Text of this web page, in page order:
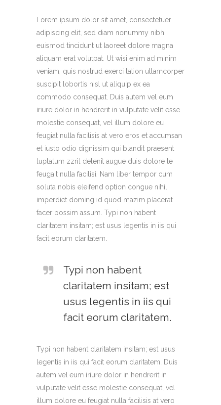
Lorem ipsum dolor sit amet, consectetuer
adipiscing elit, sed diam nonummy nibh
euismod tincidunt ut laoreet dolore magna
aliquam erat volutpat. Ut wisi enim ad minim
veniam, quis nostrud exerci tation ullamcorper
suscipit lobortis nisl ut aliquip ex ea
commodo consequat. Duis autem vel eum
iriure dolor in hendrerit in vulputate velit esse
molestie consequat, vel illum dolore eu
feugiat nulla facilisis at vero eros et accumsan
et iusto odio dignissim qui blandit praesent
luptatum zzril delenit augue duis dolore te
feugait nulla facilisi. Nam liber tempor cum
soluta nobis eleifend option congue nihil
imperdiet doming id quod mazim placerat
facer possim assum. Typi non habent
claritatem insitam; est usus legentis in iis qui
facit eorum claritatem.
Typi non habent
claritatem insitam; est
usus legentis in iis qui
facit eorum claritatem.
Typi non habent claritatem insitam; est usus
legentis in iis qui facit eorum claritatem. Duis
autem vel eum iriure dolor in hendrerit in
vulputate velit esse molestie consequat, vel
illum dolore eu feugiat nulla facilisis at vero